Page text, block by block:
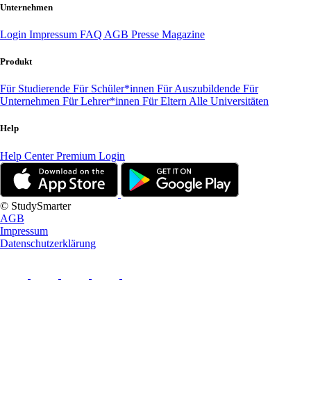
Unternehmen
Login Impressum FAQ AGB Presse Magazine
Produkt
Für Studierende Für Schüler*innen Für Auszubildende Für
Unternehmen Für Lehrer*innen Für Eltern Alle Universitäten
Help
Help CenterPremium Login
© StudySmarter
AGB
Impressum
Datenschutzerklärung